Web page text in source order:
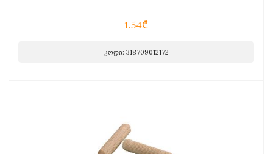
1.54₾
კოდი: 318709012172